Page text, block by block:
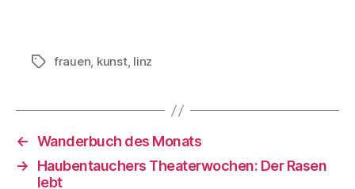
Schlagwörter
frauen, kunst, linz
← Wanderbuch des Monats
→
Haubentauchers Theaterwochen: Der Rasen
lebt